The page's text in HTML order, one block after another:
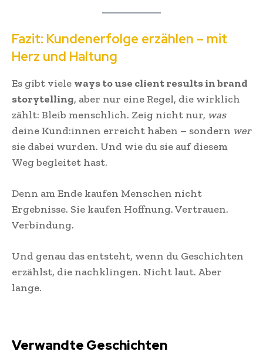
Fazit: Kundenerfolge erzählen – mit
Herz und Haltung
Es gibt viele ways to use client results in brand
storytelling, aber nur eine Regel, die wirklich
zählt: Bleib menschlich. Zeig nicht nur, was
deine Kund:innen erreicht haben – sondern wer
sie dabei wurden. Und wie du sie auf diesem
Weg begleitet hast.
Denn am Ende kaufen Menschen nicht
Ergebnisse. Sie kaufen Hoffnung. Vertrauen.
Verbindung.
Und genau das entsteht, wenn du Geschichten
erzählst, die nachklingen. Nicht laut. Aber
lange.
Verwandte Geschichten